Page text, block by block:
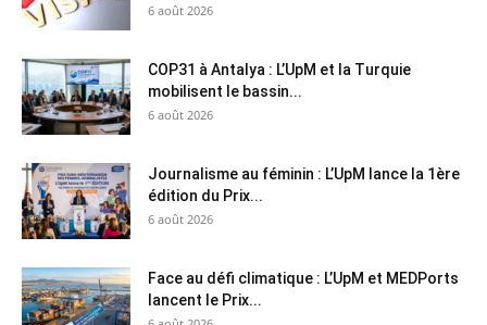
6 août 2026
COP31 à Antalya : L’UpM et la Turquie
mobilisent le bassin...
6 août 2026
Journalisme au féminin : L’UpM lance la 1ère
édition du Prix...
6 août 2026
Face au défi climatique : L’UpM et MEDPorts
lancent le Prix...